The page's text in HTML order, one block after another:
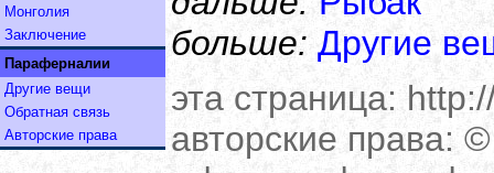
Монголия
Заключение
Параферналии
Другие вещи
Обратная связь
Авторские права
больше: Другие
эта страница:
авторские права: ©